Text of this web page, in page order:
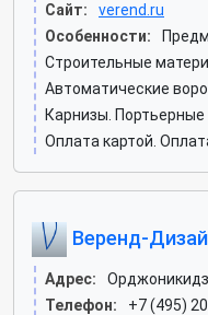
Сайт:
verend.ru
Особенности:
Строительные
Автоматические
Карнизы.
Оплата картой.
Веренд-
Адрес:
Телефон:
+7 (495)